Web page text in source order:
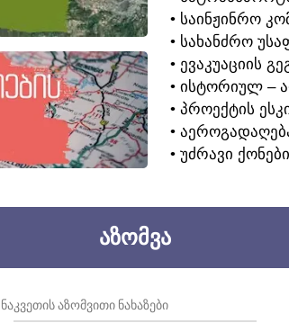
• ᲡᲐᲘᲜᲟᲘᲜᲠᲝ
• ᲡᲐᲮᲐᲜᲫᲠᲝ
• ᲔᲕᲐᲙᲣᲐᲪᲘᲘᲡ
• ᲘᲡᲢᲝᲠᲘᲣᲚ –
• ᲞᲠᲝᲔᲥᲢᲘᲡ
•
• ᲣᲫᲠᲐᲕᲘ
ᲐᲖᲝᲛᲕᲐ
ᲜᲐᲙᲕᲔᲗᲘᲡ ᲐᲖᲝᲛᲕᲘᲗᲘ ᲜᲐᲮᲐᲖᲔᲑᲘ